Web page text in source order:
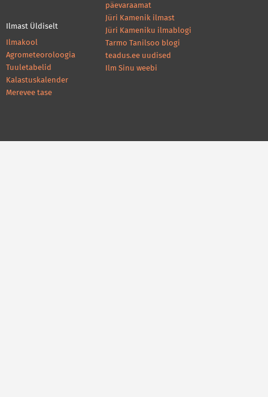
Ilmast Üldiselt
Ilmakool
Agrometeoroloogia
Tuuletabelid
Kalastuskalender
Merevee tase
päevaraamat
Jüri Kamenik ilmast
Jüri Kameniku ilmablogi
Tarmo Tanilsoo blogi
teadus.ee uudised
Ilm Sinu weebi